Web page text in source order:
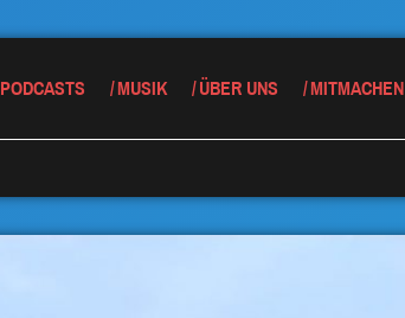
PODCASTS MUSIK ÜBER UNS MITMACHEN